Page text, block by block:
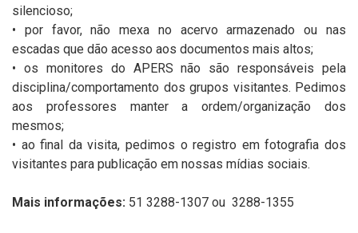
silencioso;
• por favor, não mexa no acervo armazenado ou nas
escadas que dão acesso aos documentos mais altos;
• os monitores do APERS não são responsáveis pela
disciplina/comportamento dos grupos visitantes. Pedimos
aos professores manter a ordem/organização dos
mesmos;
• ao final da visita, pedimos o registro em fotografia dos
visitantes para publicação em nossas mídias sociais.
Mais informações: 51 3288-1307 ou 3288-1355